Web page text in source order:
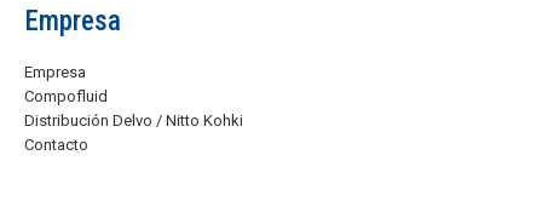
Empresa
Empresa
Compofluid
Distribución Delvo / Nitto Kohki
Contacto